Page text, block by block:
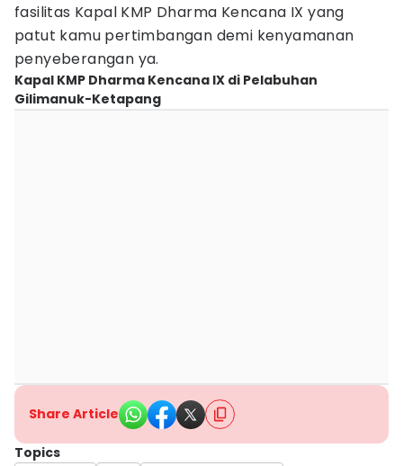
fasilitas Kapal KMP Dharma Kencana IX yang
patut kamu pertimbangan demi kenyamanan
penyeberangan ya.
Kapal KMP Dharma Kencana IX di Pelabuhan
Gilimanuk-Ketapang
Share Article
Topics